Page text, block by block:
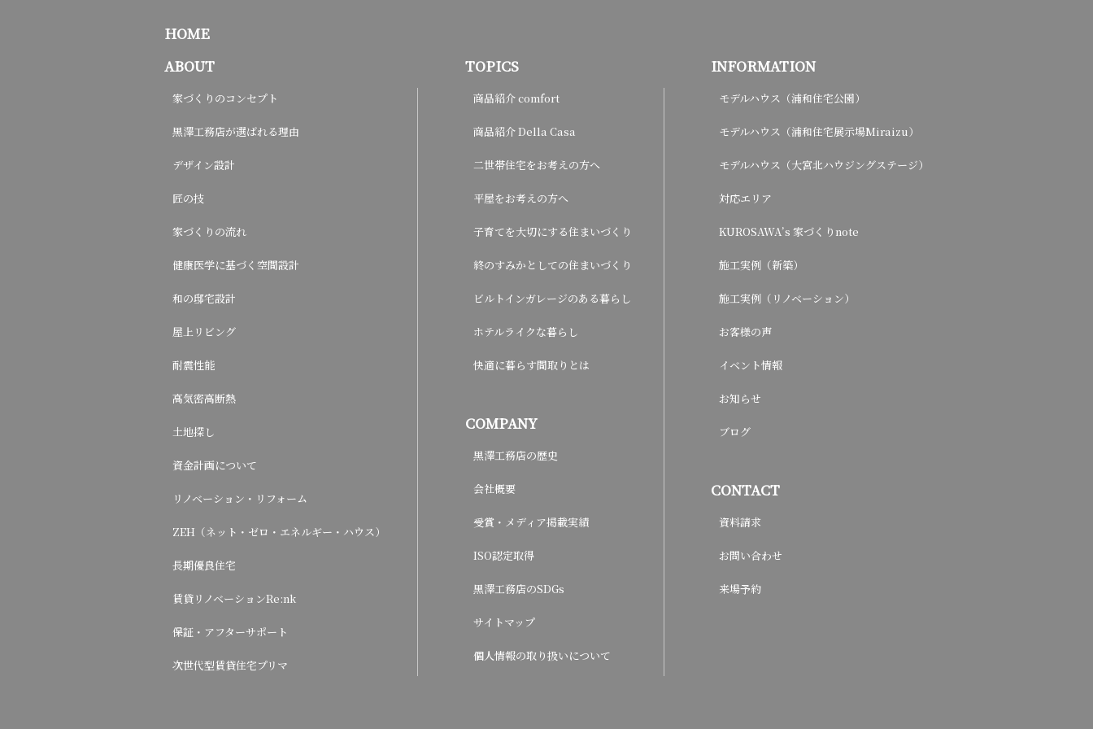
HOME
ABOUT
家づくりのコンセプト
黒澤工務店が選ばれる理由
デザイン設計
匠の技
家づくりの流れ
健康医学に基づく空間設計
和の邸宅設計
屋上リビング
耐震性能
高気密高断熱
土地探し
資金計画について
リノベーション・リフォーム
ZEH（ネット・ゼロ・エネルギー・ハウス）
長期優良住宅
賃貸リノベーションRe:nk
保証・アフターサポート
次世代型賃貸住宅プリマ
TOPICS
商品紹介 comfort
商品紹介 Della Casa
二世帯住宅をお考えの方へ
平屋をお考えの方へ
子育てを大切にする住まいづくり
終のすみかとしての住まいづくり
ビルトインガレージのある暮らし
ホテルライクな暮らし
快適に暮らす間取りとは
COMPANY
黒澤工務店の歴史
会社概要
受賞・メディア掲載実績
ISO認定取得
黒澤工務店のSDGs
サイトマップ
個人情報の取り扱いについて
INFORMATION
モデルハウス（浦和住宅公園）
モデルハウス（浦和住宅展示場Miraizu）
モデルハウス（大宮北ハウジングステージ）
対応エリア
KUROSAWA’s 家づくりnote
施工実例（新築）
施工実例（リノベーション）
お客様の声
イベント情報
お知らせ
ブログ
CONTACT
資料請求
お問い合わせ
来場予約